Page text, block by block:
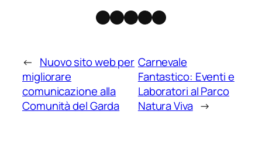
Facebook
Instagram
X Threads
Telegram
← Nuovo sito web per
migliorare
comunicazione alla
Comunità del Garda
Carnevale
Fantastico: Eventi e
Laboratori al Parco
Natura Viva →